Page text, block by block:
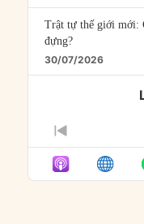
Trật tự thế giới mới:
đựng?
30/07/2026
PREVIOUS
EPISODE